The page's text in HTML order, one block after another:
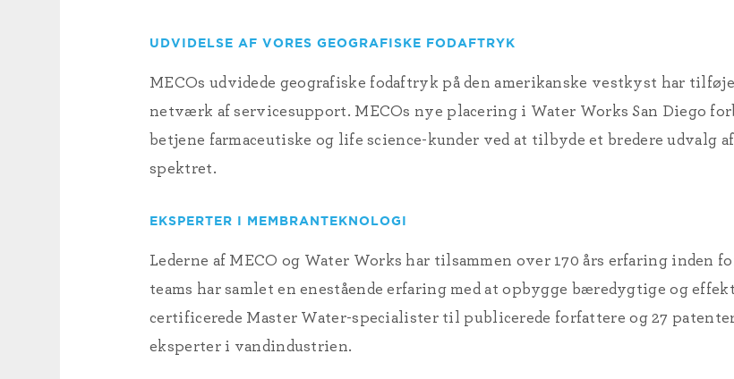
UDVIDELSE AF VORES GEOGRAFISKE FODAFTRYK
MECOs udvidede geografiske fodaftryk på den amerikanske vestkyst har
netværk af servicesupport. MECOs nye placering i Water Works San Diego
betjene farmaceutiske og life science-kunder ved at tilbyde et bredere udvalg
spektret.
EKSPERTER I MEMBRANTEKNOLOGI
Lederne af MECO og Water Works har tilsammen over 170 års erfaring inden
teams har samlet en enestående erfaring med at opbygge bæredygtige og
certificerede Master Water-specialister til publicerede forfattere og 27
eksperter i vandindustrien.